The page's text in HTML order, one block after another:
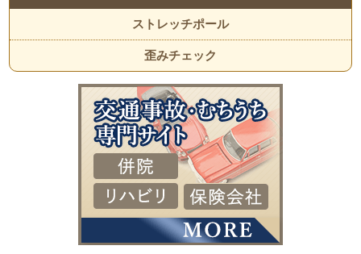
ストレッチポール
歪みチェック